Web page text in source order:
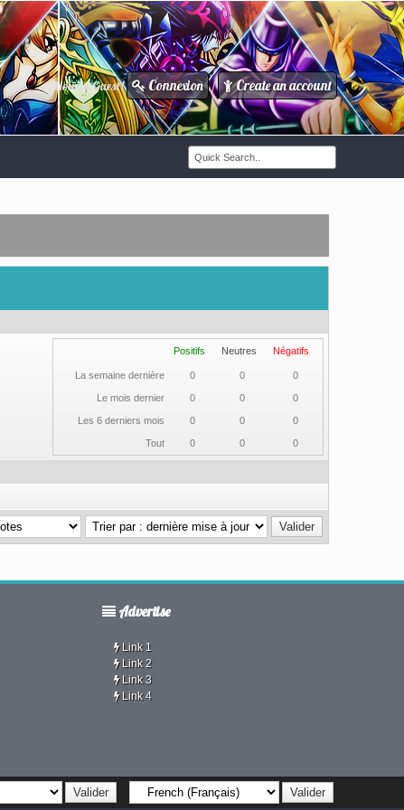
Howdy Guest! Connexion / Create an account
Positifs Neutres Négatifs
La semaine dernière 0 0 0
Le mois dernier 0 0 0
Les 6 derniers mois 0 0 0
Tout 0 0 0
Advertise
Link 1
Link 2
Link 3
Link 4